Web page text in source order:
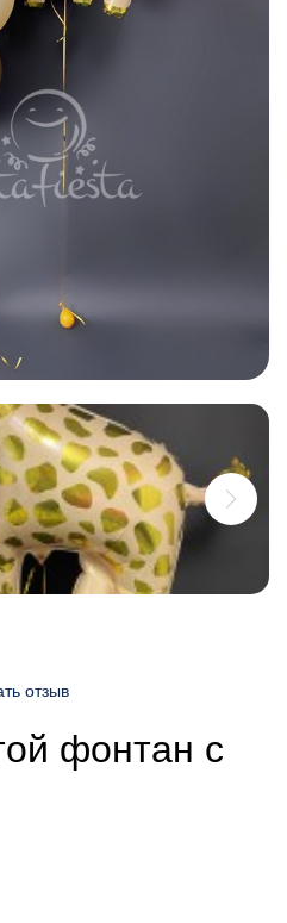
отзыв
фонтан с